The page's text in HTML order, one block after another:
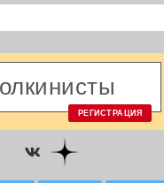
РЕГИСТРАЦИЯ